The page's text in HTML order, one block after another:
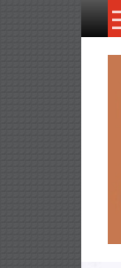
İçeriğe